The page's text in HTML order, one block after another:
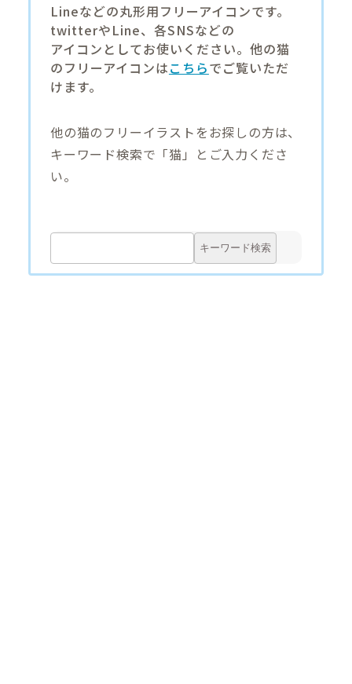
Lineなどの丸形用フリーアイコンです。
twitterやLine、各SNSなどの
アイコンとしてお使いください。他の猫
のフリーアイコンはこちらでご覧いただ
けます。
他の猫のフリーイラストをお探しの方は、
キーワード検索で「猫」とご入力くださ
い。